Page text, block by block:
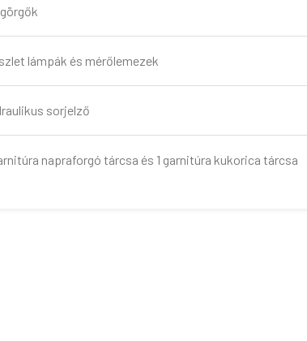
lámpák és mérőlemezek
sorjelző
napraforgó tárcsa és 1 garnitúra kukorica tárcsa